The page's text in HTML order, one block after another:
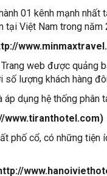
01 kênh mạnh
Việt Nam trong năm
web được quảng
số lượng khách hàng
dụng hệ thống phân
www.tiranthotel.com)
phố cổ, có những tiện